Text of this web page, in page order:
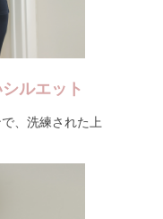
ルエット
、洗練された上